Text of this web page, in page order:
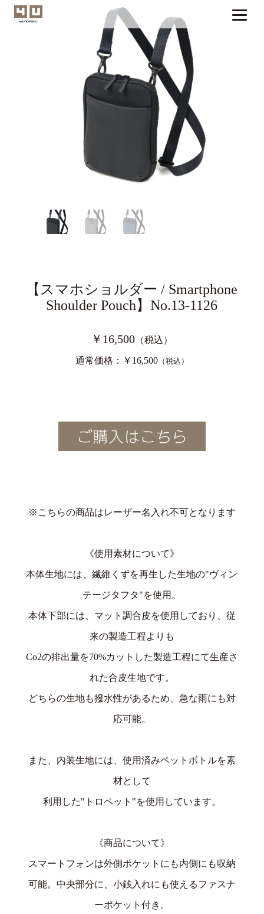
【スマホショルダー / Smartphone
Shoulder Pouch】No.13-1126
￥16,500 （税込）
通常価格：￥16,500（税込）
※こちらの商品はレーザー名入れ不可となります
《使用素材について》
本体生地には、繊維くずを再生した生地の"ヴィン
テージタフタ"を使用。
本体下部には、マット調合皮を使用しており、従
来の製造工程よりも
Co2の排出量を70%カットした製造工程にて生産さ
れた合皮生地です。
どちらの生地も撥水性があるため、急な雨にも対
応可能。
また、内装生地には、使用済みペットボトルを素
材として
利用した"トロペット"を使用しています。
《商品について》
スマートフォンは外側ポケットにも内側にも収納
可能。中央部分に、小銭入れにも使えるファスナ
ーポケット付き。